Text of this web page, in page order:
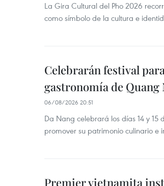
La Gira Cultural del Pho 2026
como símbolo de la cultura e
Celebrarán festival
gastronomía de Quang
06/08/2026 20:51
Da Nang celebrará los días 14 y
promover su patrimonio culinario e
Premier vietnamita